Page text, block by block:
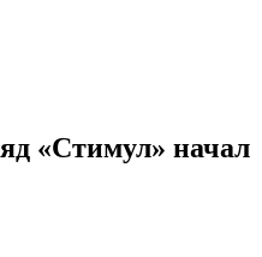
«Стимул» начал